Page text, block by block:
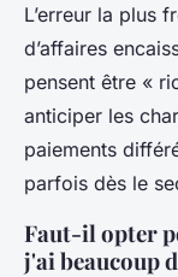
L’erreur la plus
d’affaires
pensent être «
anticiper les
paiements
parfois dès le
Faut-il opter
j'ai beaucoup